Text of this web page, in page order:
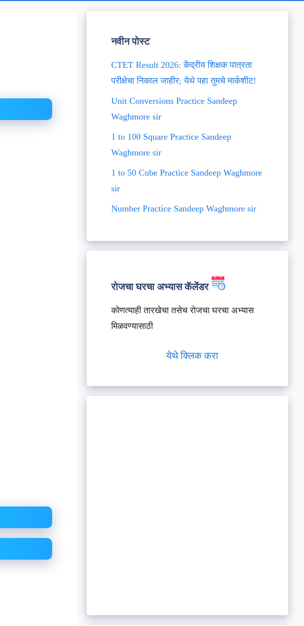
नवीन पोस्ट
CTET Result 2026: केंद्रीय शिक्षक पात्रता
परीक्षेचा निकाल जाहीर; येथे पहा तुमचे मार्कशीट!
Unit Conversions Practice Sandeep
Waghmore sir
1 to 100 Square Practice Sandeep
Waghmore sir
1 to 50 Cube Practice Sandeep Waghmore
sir
Number Practice Sandeep Waghmore sir
रोजचा घरचा अभ्यास कॅलेंडर
कोणत्याही तारखेचा तसेच रोजचा घरचा अभ्यास
मिळवण्यासाठी
येथे क्लिक करा